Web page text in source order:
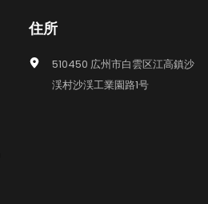
住所
510450 広州市白雲区江高鎮沙
渓村沙渓工業園路1号